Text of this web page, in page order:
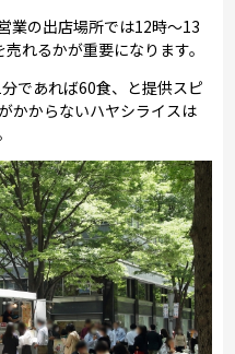
業の出店場所では12時～13
れるかが重要になります。
であれば60食、と提供スピ
かからないハヤシライスは